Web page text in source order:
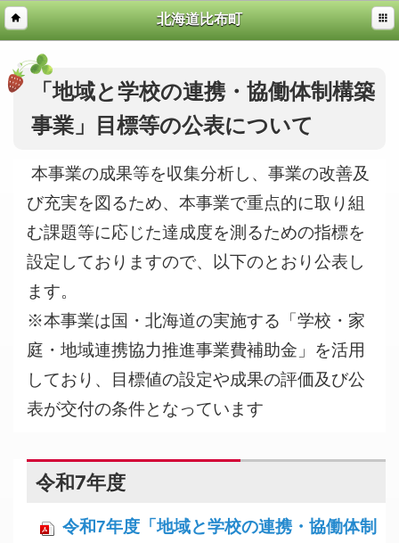
北海道比布町
「地域と学校の連携・協働体制構築
事業」目標等の公表について
本事業の成果等を収集分析し、事業の改善及
び充実を図るため、本事業で重点的に取り組
む課題等に応じた達成度を測るための指標を
設定しておりますので、以下のとおり公表し
ます。
※本事業は国・北海道の実施する「学校・家
庭・地域連携協力推進事業費補助金」を活用
しており、目標値の設定や成果の評価及び公
表が交付の条件となっています
令和7年度
令和7年度「地域と学校の連携・協働体制